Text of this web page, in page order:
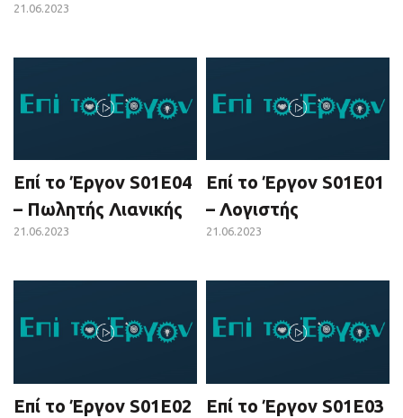
21.06.2023
Επί το Έργον S01E04
– Πωλητής Λιανικής
21.06.2023
Επί το Έργον S01E01
– Λογιστής
21.06.2023
Επί το Έργον S01E02
Επί το Έργον S01E03